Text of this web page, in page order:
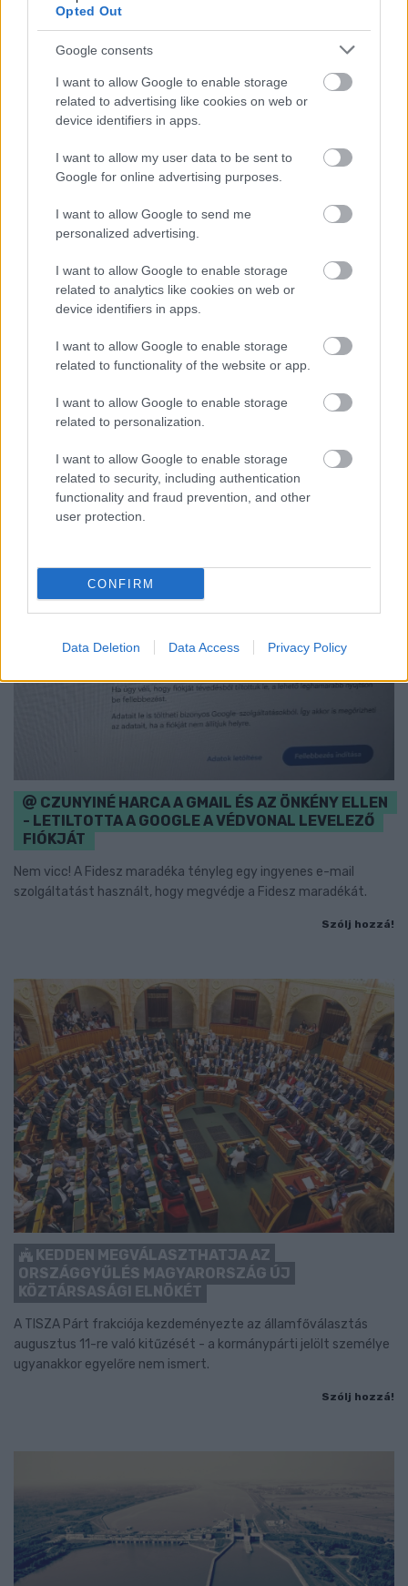
Opted Out
Google consents
I want to allow Google to enable storage
related to advertising like cookies on web or
device identifiers in apps.
I want to allow my user data to be sent to
Google for online advertising purposes.
I want to allow Google to send me
personalized advertising.
I want to allow Google to enable storage
related to analytics like cookies on web or
device identifiers in apps.
I want to allow Google to enable storage
related to functionality of the website or app.
I want to allow Google to enable storage
related to personalization.
I want to allow Google to enable storage
related to security, including authentication
functionality and fraud prevention, and other
user protection.
CONFIRM
Data Deletion Data Access Privacy Policy
A RÓMAIAKTÓL AZ AGYAGKATONÁKIG –
KÖZÖNSÉGTALÁLKOZÓ VÁRJA A LÁTOGATÓKAT A
GYŐRI RÓMER MÚZEUMBAN
Ingyenes programokkal és különleges kiállításokkal készülnek a
hét második felére, a hőségriadó idején ráadásul a Várkazamata
Szólj hozzá!
CZUNYINÉ HARCA A GMAIL ÉS AZ ÖNKÉNY ELLEN
- LETILTOTTA A GOOGLE A VÉDVONAL LEVELEZŐ
FIÓKJÁT
Nem vicc! A Fidesz maradéka tényleg egy ingyenes e-mail
szolgáltatást használt, hogy megvédje a Fidesz maradékát.
Szólj hozzá!
KEDDEN MEGVÁLASZTHATJA AZ
ORSZÁGGYŰLÉS MAGYARORSZÁG ÚJ
KÖZTÁRSASÁGI ELNÖKÉT
A TISZA Párt frakciója kezdeményezte az államfőválasztás
augusztus 11-re való kitűzését - a kormánypárti jelölt személye
ugyanakkor egyelőre nem ismert.
Szólj hozzá!